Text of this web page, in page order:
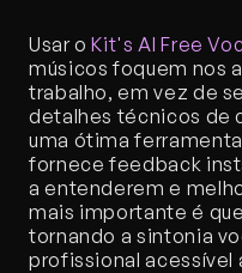
Usar o Kit's AI Free
músicos foquem nos
trabalho, em vez de
detalhes técnicos de
uma ótima
fornece feedback
a entenderem e
mais importante é
tornando a sintonia
profissional acessível